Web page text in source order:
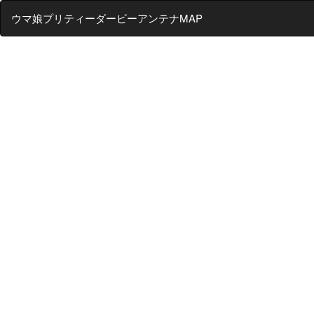
ウマ娘プリティーダービーアンテナMAP